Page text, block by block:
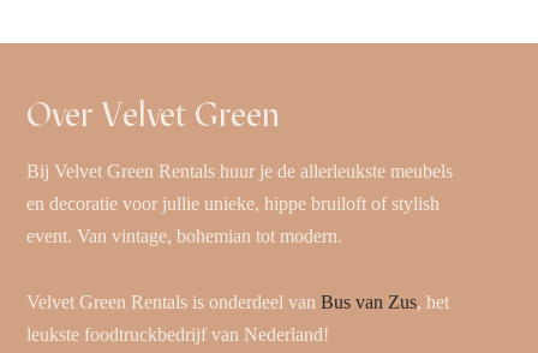
Over Velvet Green
Bij Velvet Green Rentals huur je de allerleukste meubels
en decoratie voor jullie unieke, hippe bruiloft of stylish
event. Van vintage, bohemian tot modern.
Velvet Green Rentals is onderdeel vanBus van Zus, het
leukste foodtruckbedrijf van Nederland!